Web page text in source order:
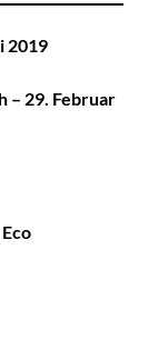
2019
– 29. Februar